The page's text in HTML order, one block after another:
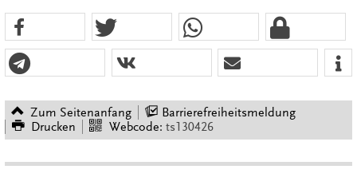
Zum Seitenanfang
Barrierefreiheitsmeldung
Drucken
Webcode: ts130426